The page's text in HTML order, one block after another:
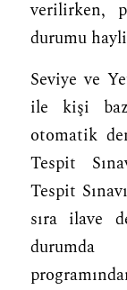
verilirken,
durumu
Seviye ve
ile kişi
otomatik
Tespit
Tespit
sıra ilave